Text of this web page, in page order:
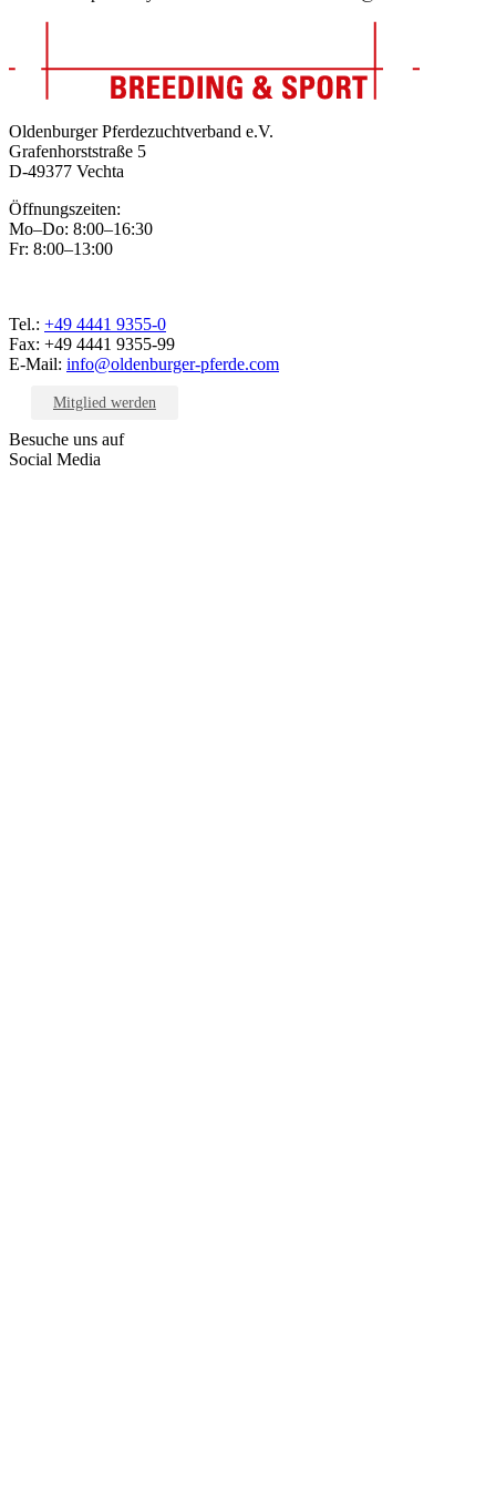
Oldenburger Pferdezuchtverband e.V.
Grafenhorststraße 5
D-49377 Vechta
Öffnungszeiten:
Mo–Do: 8:00–16:30
Fr: 8:00–13:00
Tel.: +49 4441 9355-0
Fax: +49 4441 9355-99
E-Mail: info@oldenburger-pferde.com
Mitglied werden
Besuche uns auf
Social Media